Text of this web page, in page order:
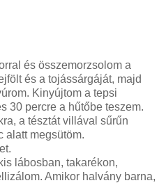
és összemorzsolom a
és a tojássárgáját, majd
Kinyújtom a tepsi
30 percre a hűtőbe teszem.
a tésztát villával sűrűn
alatt megsütöm.
lábosban, takarékon,
Amikor halvány barna,